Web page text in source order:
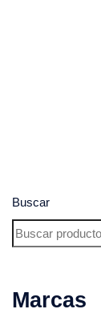
Buscar
Marcas